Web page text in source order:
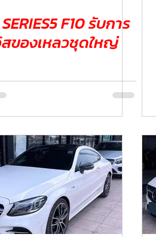
F10 รับการ
สของเหลวชุดใหญ่